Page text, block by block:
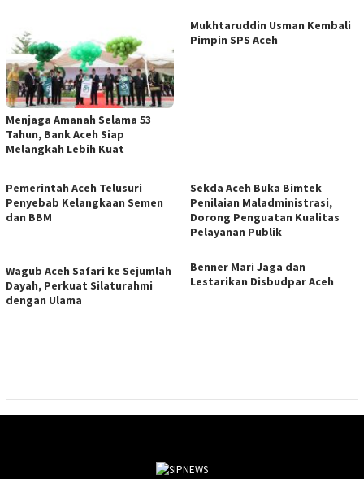
Menjaga Amanah Selama 53
Tahun, Bank Aceh Siap
Melangkah Lebih Kuat
Mukhtaruddin Usman Kembali
Pimpin SPS Aceh
Pemerintah Aceh Telusuri
Penyebab Kelangkaan Semen
dan BBM
Sekda Aceh Buka Bimtek
Penilaian Maladministrasi,
Dorong Penguatan Kualitas
Pelayanan Publik
Wagub Aceh Safari ke Sejumlah
Dayah, Perkuat Silaturahmi
dengan Ulama
Benner Mari Jaga dan
Lestarikan Disbudpar Aceh